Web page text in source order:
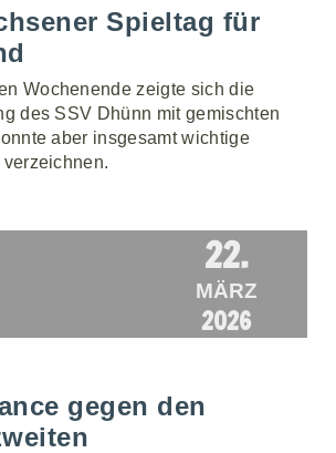
Spieltag für
Wochenende zeigte sich die
des SSV Dhünn mit gemischten
aber insgesamt wichtige
22.
MÄRZ
2026
gegen den